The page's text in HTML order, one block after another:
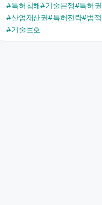
#특허침해#기술분쟁#특허
#산업재산권#특허전략#법
#기술보호